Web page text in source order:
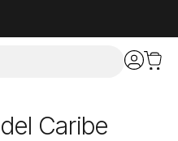
Caribe